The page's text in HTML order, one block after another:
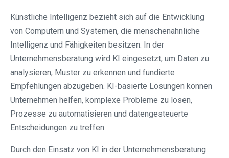
Künstliche Intelligenz bezieht sich auf die Entwicklung
von Computern und Systemen, die menschenähnliche
Intelligenz und Fähigkeiten besitzen. In der
Unternehmensberatung wird KI eingesetzt, um Daten zu
analysieren, Muster zu erkennen und fundierte
Empfehlungen abzugeben. KI-basierte Lösungen können
Unternehmen helfen, komplexe Probleme zu lösen,
Prozesse zu automatisieren und datengesteuerte
Entscheidungen zu treffen.
Durch den Einsatz von KI in der Unternehmensberatung